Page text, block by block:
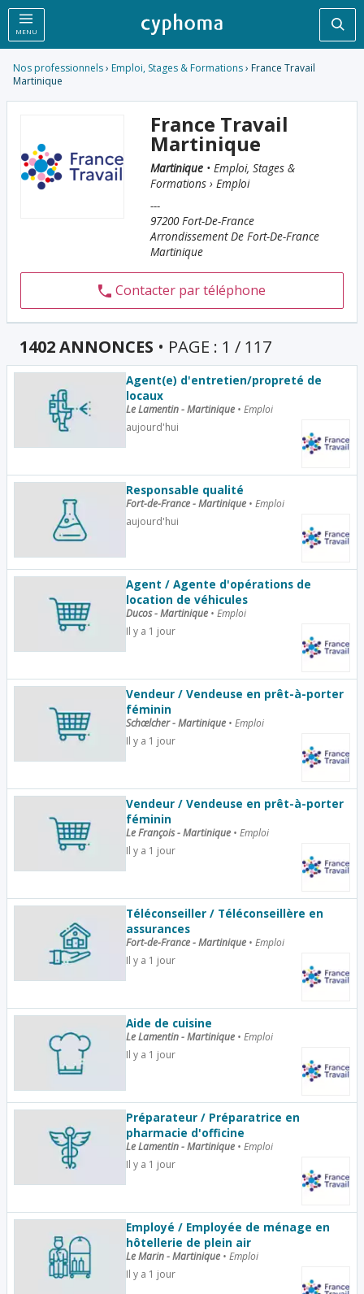
MENU
Nos professionnels› Emploi, Stages & Formations› France Travail
Martinique
France Travail
Martinique
Martinique • Emploi, Stages &
Formations › Emploi
---
97200 Fort-De-France
Arrondissement De Fort-De-France
Martinique
Contacter par téléphone
1402 ANNONCES • PAGE : 1 / 117
Agent(e) d'entretien/propreté de
locaux
Le Lamentin - Martinique • Emploi
aujourd'hui
Responsable qualité
Fort-de-France - Martinique • Emploi
aujourd'hui
Agent / Agente d'opérations de
location de véhicules
Ducos - Martinique • Emploi
Il y a 1 jour
Vendeur / Vendeuse en prêt-à-porter
féminin
Schœlcher - Martinique • Emploi
Il y a 1 jour
Vendeur / Vendeuse en prêt-à-porter
féminin
Le François - Martinique • Emploi
Il y a 1 jour
Téléconseiller / Téléconseillère en
assurances
Fort-de-France - Martinique • Emploi
Il y a 1 jour
Aide de cuisine
Le Lamentin - Martinique • Emploi
Il y a 1 jour
Préparateur / Préparatrice en
pharmacie d'officine
Le Lamentin - Martinique • Emploi
Il y a 1 jour
Employé / Employée de ménage en
hôtellerie de plein air
Le Marin - Martinique • Emploi
Il y a 1 jour